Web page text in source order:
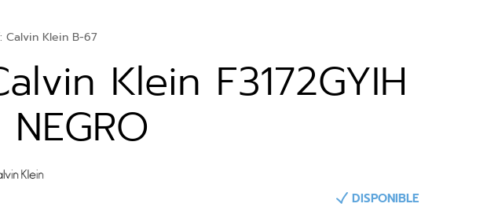
Calvin Klein B-67
Klein F3172GYIH
DISPONIBLE